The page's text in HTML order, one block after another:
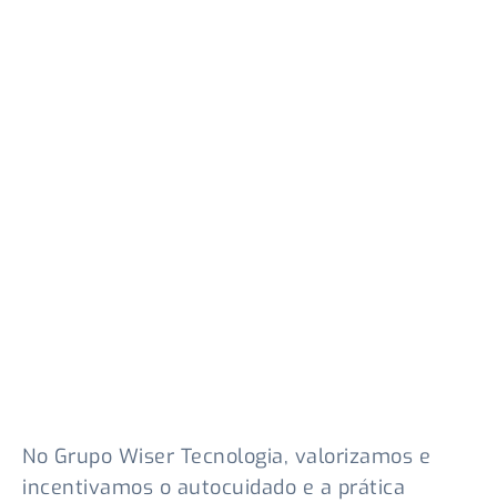
No Grupo Wiser Tecnologia, valorizamos e
incentivamos o autocuidado e a prática